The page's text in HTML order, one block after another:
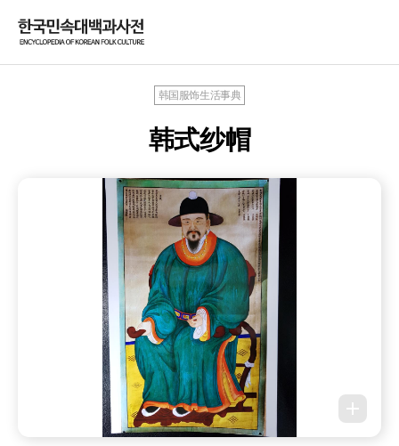
韩国服饰生活事典
韩式纱帽